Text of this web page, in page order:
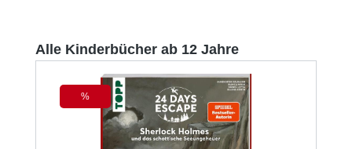
Produktgalerie überspringen
Alle Kinderbücher ab 12 Jahre
Rabatt
%